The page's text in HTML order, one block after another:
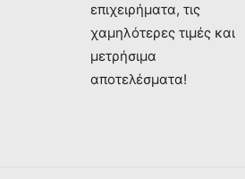
επιχειρήματα, τις
χαμηλότερες τιμές και
μετρήσιμα
αποτελέσματα!